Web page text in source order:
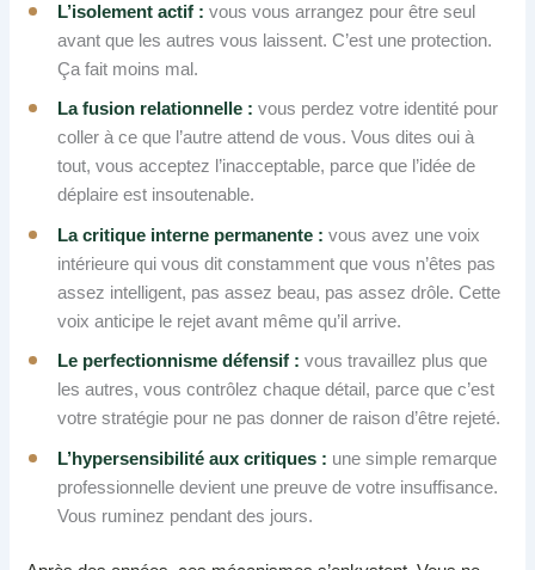
L’isolement actif : vous vous arrangez pour être seul
avant que les autres vous laissent. C’est une protection.
Ça fait moins mal.
La fusion relationnelle : vous perdez votre identité pour
coller à ce que l’autre attend de vous. Vous dites oui à
tout, vous acceptez l’inacceptable, parce que l’idée de
déplaire est insoutenable.
La critique interne permanente : vous avez une voix
intérieure qui vous dit constamment que vous n’êtes pas
assez intelligent, pas assez beau, pas assez drôle. Cette
voix anticipe le rejet avant même qu’il arrive.
Le perfectionnisme défensif : vous travaillez plus que
les autres, vous contrôlez chaque détail, parce que c’est
votre stratégie pour ne pas donner de raison d’être rejeté.
L’hypersensibilité aux critiques : une simple remarque
professionnelle devient une preuve de votre insuffisance.
Vous ruminez pendant des jours.